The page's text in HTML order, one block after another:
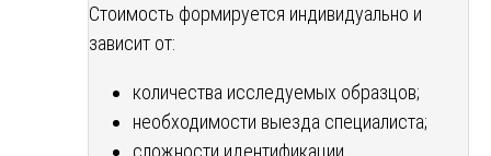
Стоимость формируется индивидуально и
зависит от:
количества исследуемых образцов;
необходимости выезда специалиста;
сложности идентификации